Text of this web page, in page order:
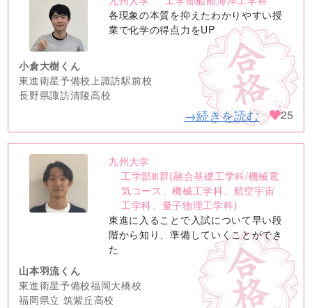
no
image
各現象の本質を抑えたわかりやすい授
業で化学の得点力をUP
小倉大樹くん
東進衛星予備校上諏訪駅前校
長野県諏訪清陵高校
→続きを読む 25
no
image
九州大学
工学部Ⅲ群(融合基礎工学科/機械電
気コース、機械工学科、航空宇宙
工学科、量子物理工学科)
東進に入ることで入試について早い段
階から知り、準備していくことができ
た
山本羽流くん
東進衛星予備校福岡大橋校
福岡県立 筑紫丘高校